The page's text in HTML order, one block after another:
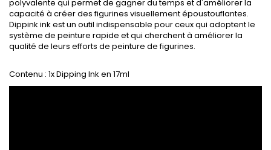
polyvalente qui permet de gagner du temps et d'améliorer la
capacité à créer des figurines visuellement époustouflantes.
Dippink ink est un outil indispensable pour ceux qui adoptent le
système de peinture rapide et qui cherchent à améliorer la
qualité de leurs efforts de peinture de figurines.
Contenu : 1x Dipping Ink en 17ml